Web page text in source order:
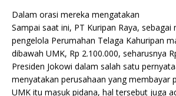
Dalam orasi mereka mengatakan
Sampai saat ini, PT Kuripan Raya, sebagai
pengelola Perumahan Telaga Kahuripan
dibawah UMK, Rp 2.100.000, seharusnya
Presiden Jokowi dalam salah satu
menyatakan perusahaan yang membayar
UMK itu masuk pidana, hal tersebut juga